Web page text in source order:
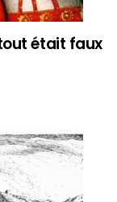
était faux